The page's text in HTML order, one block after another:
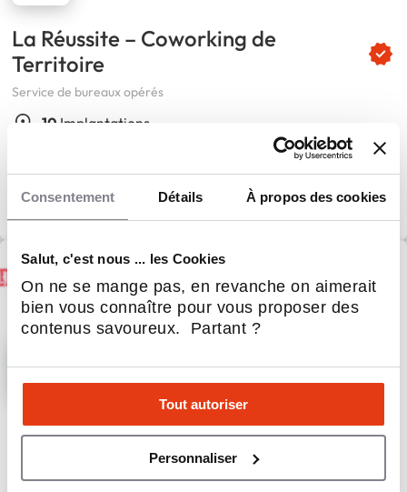
Consentement Détails À propos des cookies
Salut, c'est nous ... les Cookies
On ne se mange pas, en revanche on aimerait
bien vous connaître pour vous proposer des
contenus savoureux. Partant ?
Tout autoriser
Personnaliser
La Réussite – Coworking de
Territoire
Service de bureaux opérés
10 Implantations
XEFI
Services informatiques aux TPE/PME